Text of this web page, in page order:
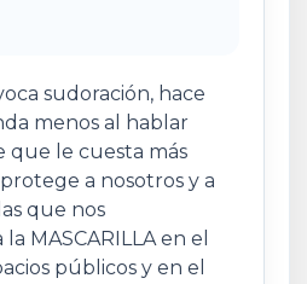
sudoración, hace
menos al hablar
que le cuesta más
a nosotros y a
que nos
MASCARILLA en el
públicos y en el